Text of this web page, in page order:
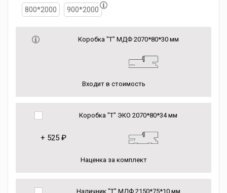
800*2000 900*2000
Коробка "Т" МДФ 2070*80*30 мм
Входит в стоимость
Коробка "Т" ЭКО 2070*80*34 мм
+ 525 ₽
Наценка за комплект
Наличник "Т" МДФ 2150*75*10 мм